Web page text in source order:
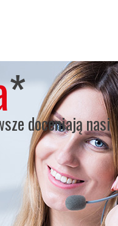
*doceniają nasi